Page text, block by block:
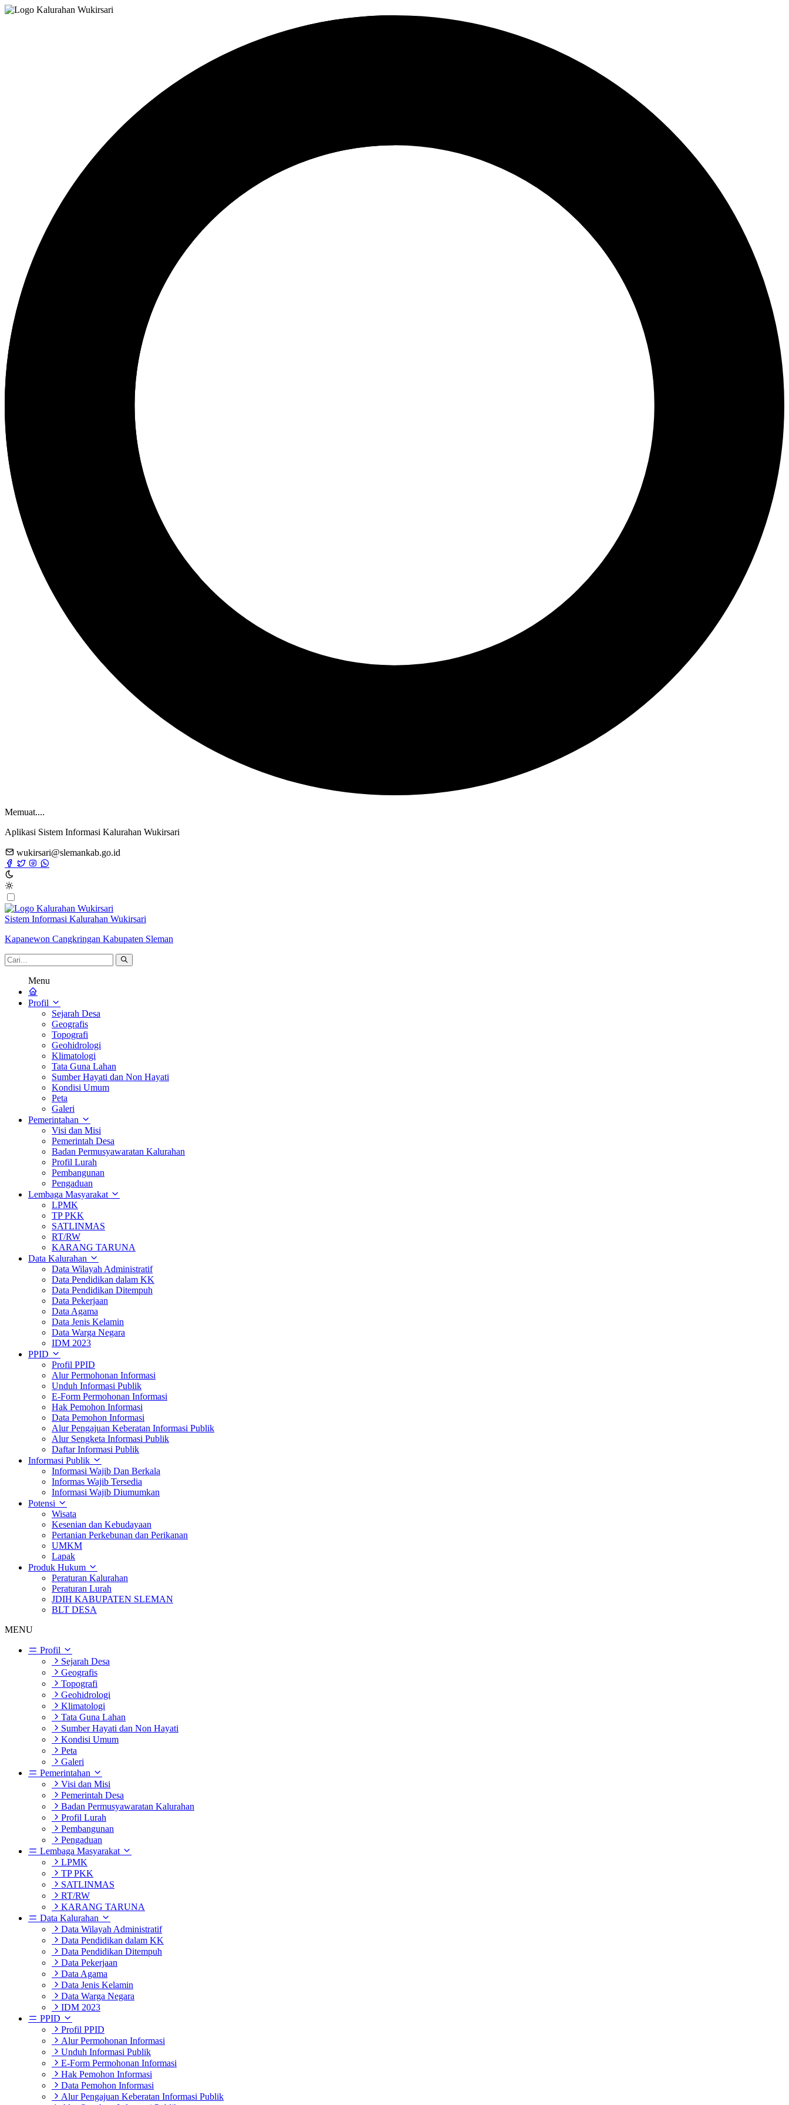
Memuat....
Aplikasi Sistem Informasi Kalurahan Wukirsari
wukirsari@slemankab.go.id
Sistem Informasi Kalurahan Wukirsari
Kapanewon Cangkringan Kabupaten Sleman
Menu
Profil
Sejarah Desa
Geografis
Topografi
Geohidrologi
Klimatologi
Tata Guna Lahan
Sumber Hayati dan Non Hayati
Kondisi Umum
Peta
Galeri
Pemerintahan
Visi dan Misi
Pemerintah Desa
Badan Permusyawaratan Kalurahan
Profil Lurah
Pembangunan
Pengaduan
Lembaga Masyarakat
LPMK
TP PKK
SATLINMAS
RT/RW
KARANG TARUNA
Data Kalurahan
Data Wilayah Administratif
Data Pendidikan dalam KK
Data Pendidikan Ditempuh
Data Pekerjaan
Data Agama
Data Jenis Kelamin
Data Warga Negara
IDM 2023
PPID
Profil PPID
Alur Permohonan Informasi
Unduh Informasi Publik
E-Form Permohonan Informasi
Hak Pemohon Informasi
Data Pemohon Informasi
Alur Pengajuan Keberatan Informasi Publik
Alur Sengketa Informasi Publik
Daftar Informasi Publik
Informasi Publik
Informasi Wajib Dan Berkala
Informas Wajib Tersedia
Informasi Wajib Diumumkan
Potensi
Wisata
Kesenian dan Kebudayaan
Pertanian Perkebunan dan Perikanan
UMKM
Lapak
Produk Hukum
Peraturan Kalurahan
Peraturan Lurah
JDIH KABUPATEN SLEMAN
BLT DESA
MENU
Profil
Sejarah Desa
Geografis
Topografi
Geohidrologi
Klimatologi
Tata Guna Lahan
Sumber Hayati dan Non Hayati
Kondisi Umum
Peta
Galeri
Pemerintahan
Visi dan Misi
Pemerintah Desa
Badan Permusyawaratan Kalurahan
Profil Lurah
Pembangunan
Pengaduan
Lembaga Masyarakat
LPMK
TP PKK
SATLINMAS
RT/RW
KARANG TARUNA
Data Kalurahan
Data Wilayah Administratif
Data Pendidikan dalam KK
Data Pendidikan Ditempuh
Data Pekerjaan
Data Agama
Data Jenis Kelamin
Data Warga Negara
IDM 2023
PPID
Profil PPID
Alur Permohonan Informasi
Unduh Informasi Publik
E-Form Permohonan Informasi
Hak Pemohon Informasi
Data Pemohon Informasi
Alur Pengajuan Keberatan Informasi Publik